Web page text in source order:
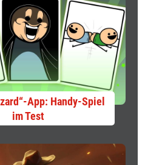
App: Handy-Spiel
im Test